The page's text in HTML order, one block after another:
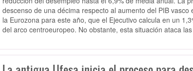
descenso de una décima respecto al aumento del PIB vasco
la Eurozona para este año, que el Ejecutivo calcula en un
del arco centroeuropeo. No obstante, esta situación ataca